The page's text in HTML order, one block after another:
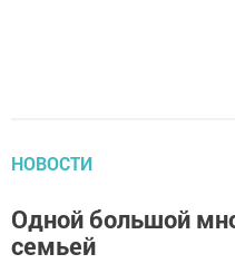
НОВОСТИ
Одной большой
семьей